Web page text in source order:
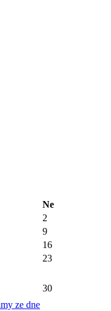
Ne
2
9
16
23
ze dne
30